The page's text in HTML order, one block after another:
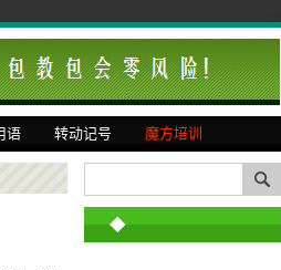
语 转动记号 魔方培训
◆